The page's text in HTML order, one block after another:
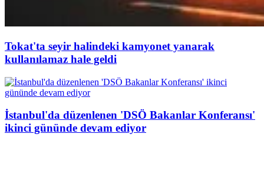
Tokat'ta seyir halindeki kamyonet yanarak
kullanılamaz hale geldi
İstanbul'da düzenlenen 'DSÖ Bakanlar Konferansı'
ikinci gününde devam ediyor